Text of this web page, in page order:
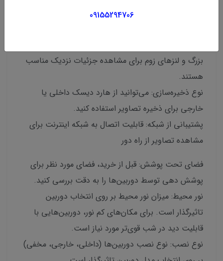
09155294706
تعیین تعداد دوربین‌ها: بر اساس اندازه و چیدمان طلا
بزرگ و لنزهای زوم برای مشاهده جزئیات نزدیک مناسب
هستند.
نوع ذخیره‌سازی: می‌توانید از هارد دیسک داخلی یا
خارجی برای ذخیره تصاویر استفاده کنید.
پشتیبانی از شبکه: قابلیت اتصال به شبکه اینترنت برای
مشاهده تصاویر از راه دور
فضای تحت پوشش: قبل از خرید، فضای مورد نظر برای
پوشش دهی توسط دوربین‌ها را به دقت بررسی کنید.
نور محیط: میزان نور محیط بر روی انتخاب دوربین
تاثیرگذار است. برای مکان‌های کم نور، دوربین‌هایی با
قابلیت دید در شب قوی‌تر مورد نیاز است.
نوع نصب: نوع نصب دوربین‌ها (داخلی، خارجی، مخفی)